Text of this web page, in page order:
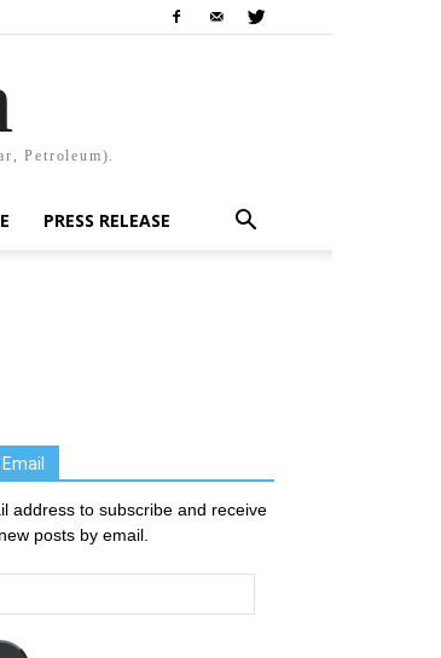
Petroleum).
PRESS RELEASE
address to subscribe and receive
posts by email.